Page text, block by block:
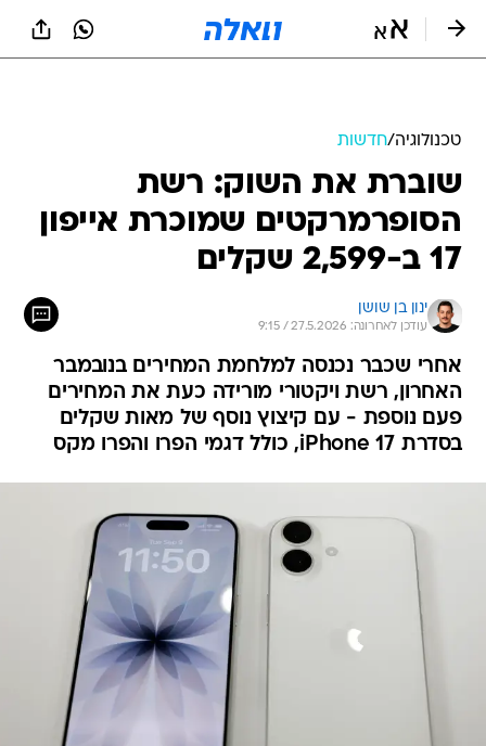
טכנולוגיה/חדשות
שוברת את השוק: רשת
הסופרמרקטים שמוכרת אייפון
17 ב-2,599 שקלים
ינון בן שושן
עודכן לאחרונה: 27.5.2026 / 9:15
אחרי שכבר נכנסה למלחמת המחירים בנובמבר
האחרון, רשת ויקטורי מורידה כעת את המחירים
פעם נוספת - עם קיצוץ נוסף של מאות שקלים
בסדרת iPhone 17, כולל דגמי הפרו והפרו מקס